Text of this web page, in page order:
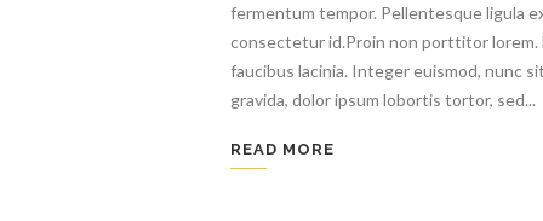
fermentum tempor. Pellentesque ligula
consectetur id.Proin non porttitor lorem.
faucibus lacinia. Integer euismod, nunc
gravida, dolor ipsum lobortis tortor, sed...
READ MORE